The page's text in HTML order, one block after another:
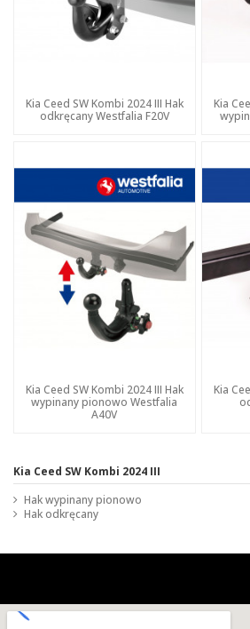
Kia Ceed SW Kombi 2024 III Hak
odkręcany Westfalia F20V
Kia
Kia Ceed SW Kombi 2024 III Hak
wypinany pionowo Westfalia
A40V
Kia
Kia Ceed SW Kombi 2024 III
Hak wypinany pionowo
Hak odkręcany